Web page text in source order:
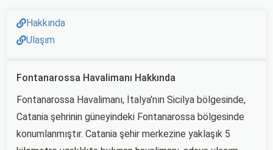
Hakkında
Ulaşım
Fontanarossa Havalimanı Hakkında
Fontanarossa Havalimanı, İtalya'nın Sicilya bölgesinde,
Catania şehrinin güneyindeki Fontanarossa bölgesinde
konumlanmıştır. Catania şehir merkezine yaklaşık 5